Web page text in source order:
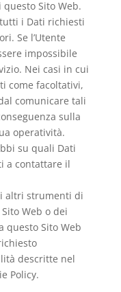
Sito Web.
i Dati richiesti
Se l’Utente
impossibile
Nei casi in cui
come facoltativi,
comunicare tali
sulla
operatività.
su quali Dati
a contattare il
altri strumenti di
Web o dei
Sito Web
descritte nel
Policy.